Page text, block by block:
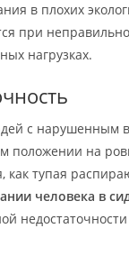
в плохих
при
нагрузках.
с нарушенным
положении на
как тупая
человека в
недостаточности